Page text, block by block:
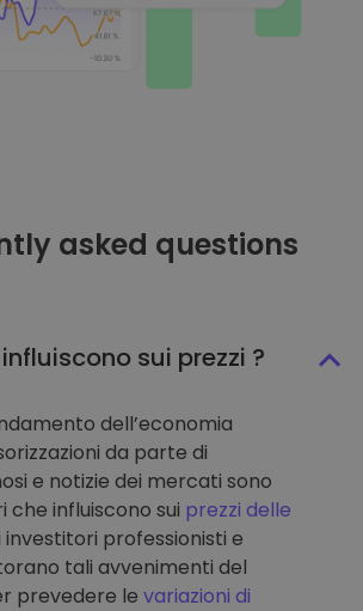
asked questions
sui prezzi ?
dell’economia
da parte di
e notizie dei mercati sono
influiscono sui prezzi delle
investitori professionisti e
tali avvenimenti del
prevedere le variazioni di